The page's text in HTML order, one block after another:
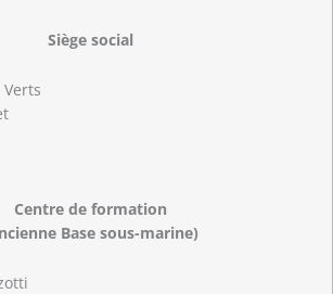
Siège social
Verts
Centre de formation
Base sous-marine)